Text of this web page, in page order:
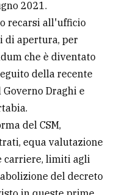
2021.
recarsi all'ufficio
di apertura, per
che è diventato
della recente
Draghi e
del CSM,
equa valutazione
carriere, limiti agli
del decreto